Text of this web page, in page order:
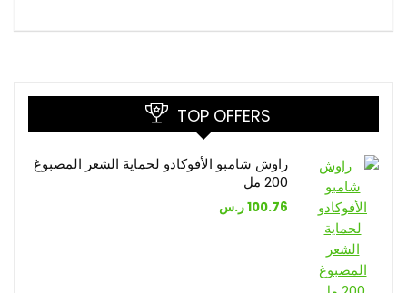
TOP OFFERS
راوش شامبو الأفوكادو لحماية الشعر المصبوغ
200 مل
100.76ر.س